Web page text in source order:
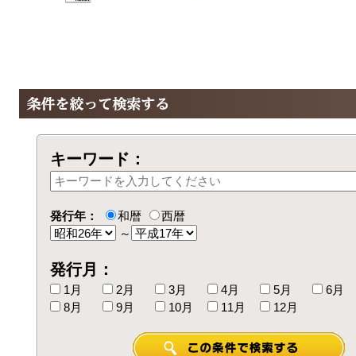
キーワード：
発行年： 和暦
西暦
～
発行月：
1月 2月 3月 4月 5月
6月
8月
9月 10月 11月 12月